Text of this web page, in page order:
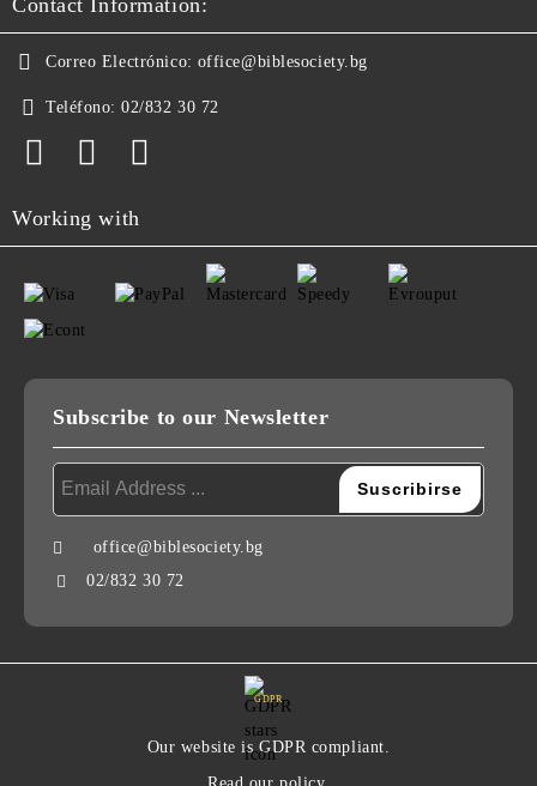
Correo Electrónico: office@biblesociety.bg
Teléfono: 02/832 30 72
Working with
Subscribe to our Newsletter
office@biblesociety.bg
02/832 30 72
GDPR
Our website is GDPR compliant.